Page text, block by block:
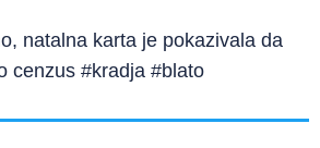
natalna karta je pokazivala da
cenzus #kradja #blato